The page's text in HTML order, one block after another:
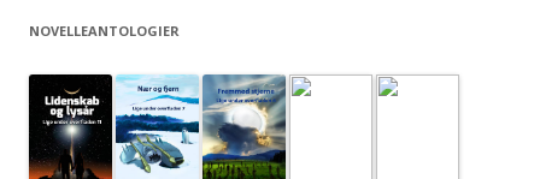
NOVELLEANTOLOGIER